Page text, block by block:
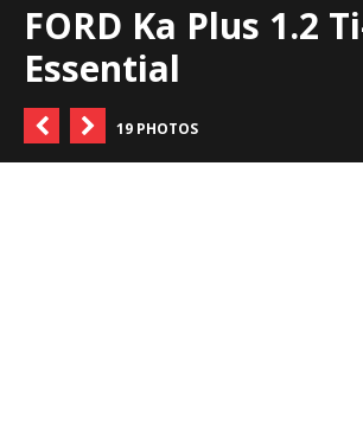
FORD Ka Plus 1.2
Essential
19 PHOTOS